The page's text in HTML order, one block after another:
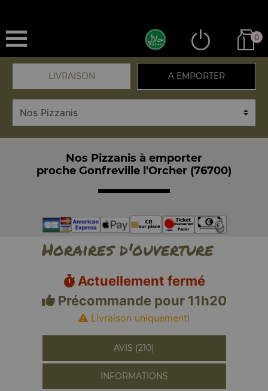
0
LIVRAISON A EMPORTER
Nos Pizzanis à emporter
proche Gonfreville l'Orcher (76700)
Horaires d'ouverture
Actuellement fermé
Précommande pour 11h20
Livraison uniquement!
AVIS (210)
INFORMATIONS